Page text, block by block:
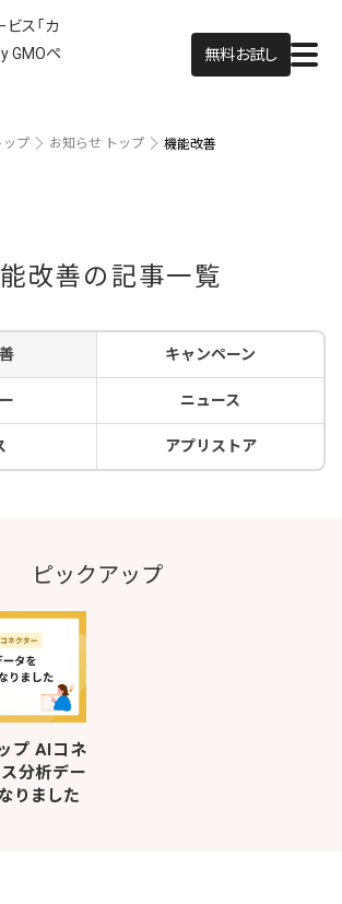
無料お試し
ップ お知らせ トップ 機能改善
改善の記事一覧
キャンペーン
ニュース
アプリストア
ピックアップ
プ AIコネ
分析デー
りました